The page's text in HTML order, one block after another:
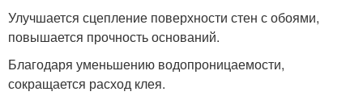
Улучшается сцепление поверхности стен с обоями,
повышается прочность оснований.
Благодаря уменьшению водопроницаемости,
сокращается расход клея.